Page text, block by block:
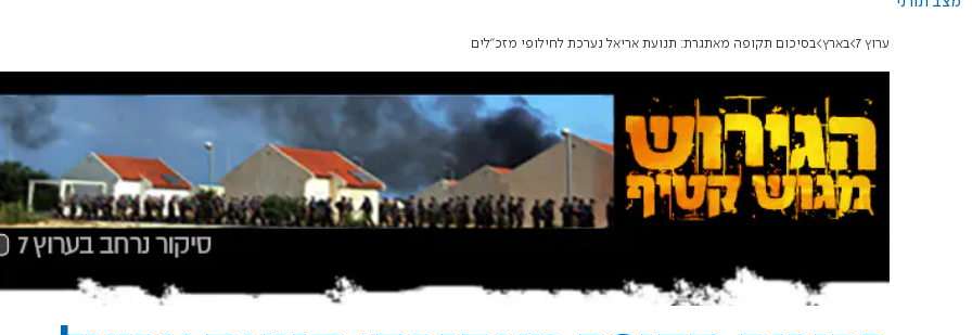
ערוץ 7 בארץ בסיכום תקופה מאתגרת: תנועת אריאל נערכת לחילופי מזכ"לים